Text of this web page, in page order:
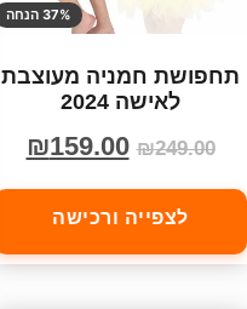
37% הנחה
תחפושת חמניה מעוצבת
לאישה 2024
₪249.00
₪159.00
לצפייה ורכישה